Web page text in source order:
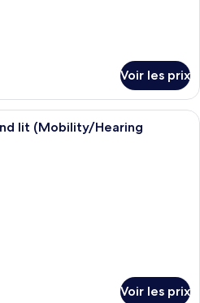
Voir les prix
Une chambre d’hôtel avec un lit, un
lit (Mobility/Hearing
Voir les prix